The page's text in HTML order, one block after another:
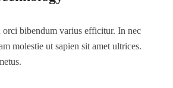
orci bibendum varius efficitur. In nec
molestie ut sapien sit amet ultrices.